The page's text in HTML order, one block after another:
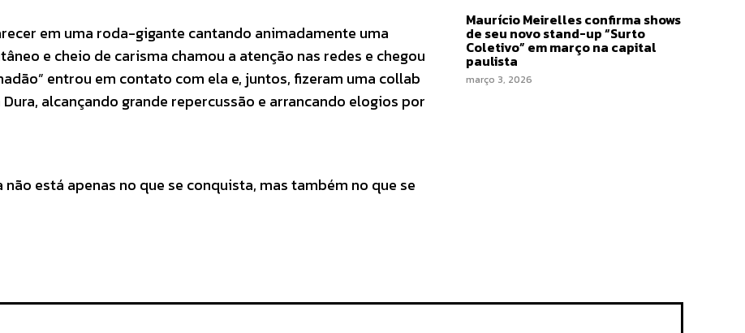
em uma roda-gigante cantando animadamente uma
e cheio de carisma chamou a atenção nas redes e chegou
entrou em contato com ela e, juntos, fizeram uma collab
alcançando grande repercussão e arrancando elogios por
está apenas no que se conquista, mas também no que se
Maurício Meirelles confirma shows
de seu novo stand-up “Surto
Coletivo” em março na capital
paulista
março 3, 2026